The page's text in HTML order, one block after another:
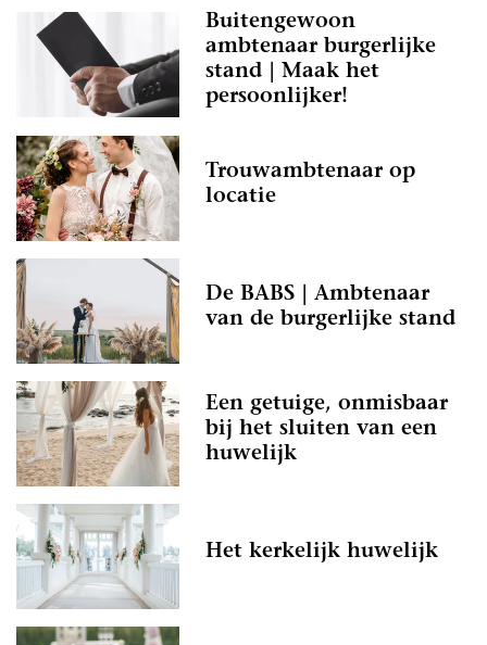
Buitengewoon
ambtenaar burgerlijke
stand | Maak het
persoonlijker!
Trouwambtenaar op
locatie
De BABS | Ambtenaar
van de burgerlijke stand
Een getuige, onmisbaar
bij het sluiten van een
huwelijk
Het kerkelijk huwelijk